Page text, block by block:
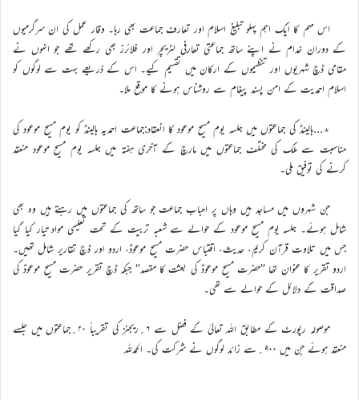
اس مہم کا ایک اہم پہلو تبلیغ اسلام اور تعارف جماعت بھی رہا۔ وقار عمل کی ان سرگرمیوں
کے دوران خدام نے اپنے ساتھ جماعتی تعارفی لٹریچر اور فلائرز بھی رکھے تھے جو انہوں نے
مقامی ڈچ شہریوں اور تنظیموں کے ارکان میں تقسیم کیے۔ اس کے ذریعے بہت سے لوگوں کو
اسلام احمدیت کے امن پسند پیغام سے روشناس ہونے کا موقع ملا۔
٭…ہالینڈ کی جماعتوں میں جلسہ یوم مسیح موعود کا انعقاد:جماعت احمدیہ ہالینڈ کو یوم مسیح موعود کی
مناسبت سے ملک کی مختلف جماعتوں میں مارچ کے آخری ہفتہ میں جلسہ یوم مسیح موعود منعقد
کرنے کی توفیق ملی۔
جن شہروں میں مساجد ہیں وہاں پر احباب جماعت جو ساتھ کی جماعتوں میں رہتے ہیں وہ بھی
شامل ہوئے۔ جلسہ یوم مسیح موعود کے حوالے سے شعبہ تربیت کے تحت تعلیمی مواد تیار کیا گیا
جس میں تلاوت قرآن کریم، حدیث، اقتباس حضرت مسیح موعودؑ، اردو اور ڈچ تقاریر شامل تھیں۔
اردو تقریر کا عنوان تھا ’’حضرت مسیح موعودؑ کی بعثت کا مقصد‘‘ جبکہ ڈچ تقریر حضرت مسیح موعودؑ کی
صداقت کے دلائل کے حوالے سے تھی۔
موصولہ رپورٹ کے مطابق اللہ تعالیٰ کے فضل سے ۶؍ریجنز کی تقریباً ۲۰؍جماعتوں میں جلسے
منعقد ہوئے جن میں ۹۰۰؍سے زائد لوگوں نے شرکت کی۔ الحمدللہ